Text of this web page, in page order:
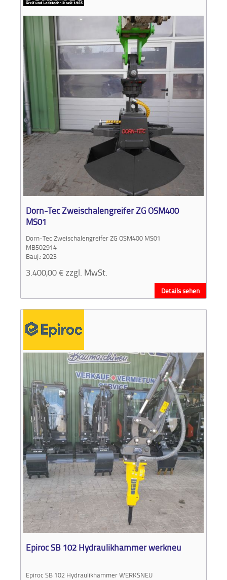
Dorn-Tec Zweischalengreifer ZG OSM400
MS01
Dorn-Tec Zweischalengreifer ZG OSM400 MS01
MB502914
Bauj.: 2023
3.400,00€ zzgl. MwSt.
Details sehen
Epiroc SB 102 Hydraulikhammer werkneu
Epiroc SB 102 Hydraulikhammer WERKSNEU